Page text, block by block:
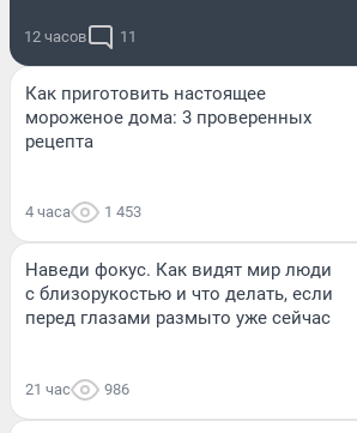
12 часов 11
Как приготовить настоящее
мороженое дома: 3 проверенных
рецепта
4 часа 1 453
Наведи фокус. Как видят мир люди
с близорукостью и что делать, если
перед глазами размыто уже сейчас
21 час 986